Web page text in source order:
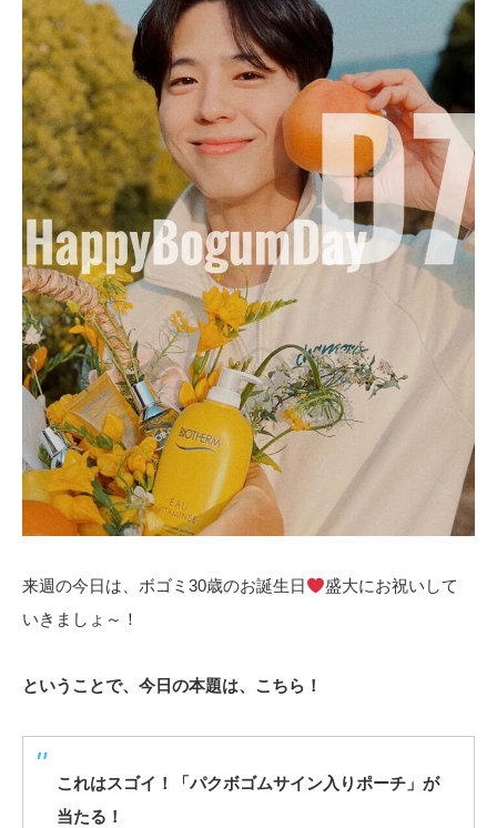
来週の今日は、ボゴミ30歳のお誕生日
盛大にお祝いして
いきましょ～！
ということで、今日の本題は、こちら！
これはスゴイ！「パクボゴムサイン入りポーチ」が
当たる！